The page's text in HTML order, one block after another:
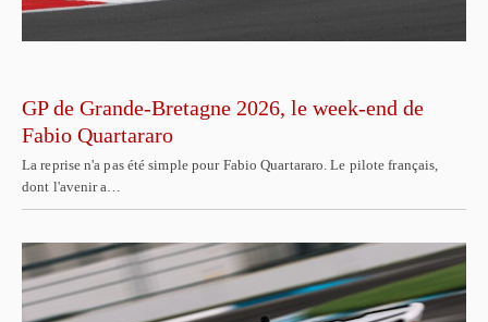
GP de Grande-Bretagne 2026, le week-end de
Fabio Quartararo
La reprise n'a pas été simple pour Fabio Quartararo. Le pilote français,
dont l'avenir a…